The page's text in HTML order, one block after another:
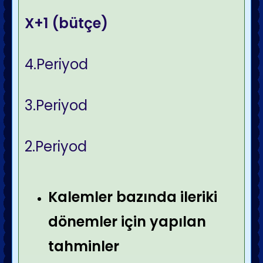
X+1 (bütçe)
4.Periyod
3.Periyod
2.Periyod
Kalemler bazında ileriki
dönemler için yapılan
tahminler